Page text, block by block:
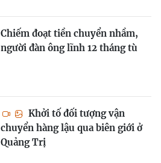
Chiếm đoạt tiền chuyển nhầm,
người đàn ông lĩnh 12 tháng tù
Khởi tố đối tượng vận
chuyển hàng lậu qua biên giới ở
Quảng Trị